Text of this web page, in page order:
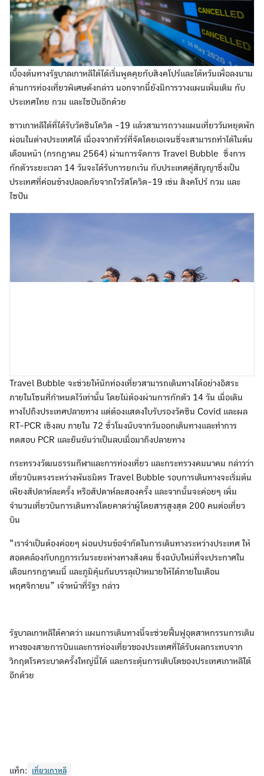
เบื้องต้นทางรัฐบาลเกาหลีใต้ได้เริ่มพูดคุยกับสิงคโปร์และไต้หวันเพื่อลงนาม
ด้านการท่องเที่ยวพิเศษดังกล่าว นอกจากนี้ยังมีการวางแผนเพิ่มเติม กับ
ประเทศไทย กวม และไซปันอีกด้วย
ชาวเกาหลีใต้ที่ได้รับวัคซีนโควิด -19 แล้วสามารถวางแผนเที่ยววันหยุดพัก
ผ่อนในต่างประเทศได้ เนื่องจากทัวร์ที่จัดโดยเอเจนซี่จะสามารถทำได้ในต้น
เดือนหน้า (กรกฎาคม 2564) ผ่านการจัดการ Travel Bubble ซึ่งการ
กักตัวระยะเวลา 14 วันจะได้รับการยกเว้น กับประเทศคู่สัญญาซึ่งเป็น
ประเทศที่ค่อนข้างปลอดภัยจากไวรัสโควิด-19 เช่น สิงคโปร์ กวม และ
ไซปัน
Travel Bubble จะช่วยให้นักท่องเที่ยวสามารถเดินทางได้อย่างอิสระ
ภายในโซนที่กำหนดไว้เท่านั้น โดยไม่ต้องผ่านการกักตัว 14 วัน เมื่อเดิน
ทางไปถึงประเทศปลายทาง แต่ต้องแสดงใบรับรองวัคซีน Covid และผล
RT-PCR เชิงลบ ภายใน 72 ชั่วโมงนับจากวันออกเดินทางและทำการ
ทดสอบ PCR และยืนยันว่าเป็นลบเมื่อมาถึงปลายทาง
กระทรวงวัฒนธรรมกีฬาและการท่องเที่ยว และกระทรวงคมนาคม กล่าวว่า
เที่ยวบินตรงระหว่างพันธมิตร Travel Bubble รอบการเดินทางจะเริ่มต้น
เพียงสัปดาห์ละครั้ง หรือสัปดาห์ละสองครั้ง และจากนั้นจะค่อยๆ เพิ่ม
จำนวนเที่ยวบินการเดินทางโดยคาดว่าผู้โดยสารสูงสุด 200 คนต่อเที่ยว
บิน
“เราจำเป็นต้องค่อยๆ ผ่อนปรนข้อจำกัดในการเดินทางระหว่างประเทศ ให้
สอดคล้องกับกฎการเว้นระยะห่างทางสังคม ซึ่งฉบับใหม่ที่จะประกาศใน
เดือนกรกฎาคมนี้ และภูมิคุ้มกันบรรลุเป้าหมายให้ได้ภายในเดือน
พฤศจิกายน” เจ้าหน้าที่รัฐฯ กล่าว
รัฐบาลเกาหลีใต้คาดว่า แผนการเดินทางนี้จะช่วยฟื้นฟูอุตสาหกรรมการเดิน
ทางของสายการบินและการท่องเที่ยวของประเทศที่ได้รับผลกระทบจาก
วิกฤตโรคระบาดครั้งใหญ่นี้ได้ และกระตุ้นการเติบโตของประเทศเกาหลีใต้
อีกด้วย
แท็ก: เที่ยวเกาหลี